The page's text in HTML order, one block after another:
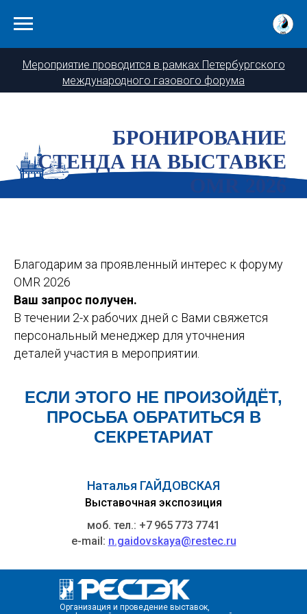
Мероприятие проводится в рамках Петербургского
международного газового форума
БРОНИРОВАНИЕ
СТЕНДА НА ВЫСТАВКЕ
OMR 2026
Благодарим за проявленный интерес к форуму
OMR 2026
Ваш запрос получен.
В течении 2-х рабочих дней с Вами свяжется
персональный менеджер для уточнения
деталей участия в мероприятии.
ЕСЛИ ЭТОГО НЕ ПРОИЗОЙДЁТ,
ПРОСЬБА ОБРАТИТЬСЯ В
СЕКРЕТАРИАТ
Наталья ГАЙДОВСКАЯ
Выставочная экспозиция
моб. тел.: +7 965 773 7741
e-mail: n.gaidovskaya@restec.ru
Организация и проведение выставок,